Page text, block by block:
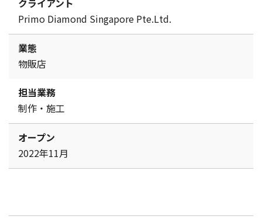
クライアント
Primo Diamond Singapore Pte.Ltd.
業態
物販店
担当業務
制作・施工
オープン
2022年11月